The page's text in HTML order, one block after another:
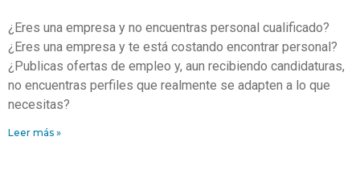
¿Eres una empresa y no encuentras personal cualificado?
¿Eres una empresa y te está costando encontrar personal?
¿Publicas ofertas de empleo y, aun recibiendo candidaturas,
no encuentras perfiles que realmente se adapten a lo que
necesitas?
Leer más »